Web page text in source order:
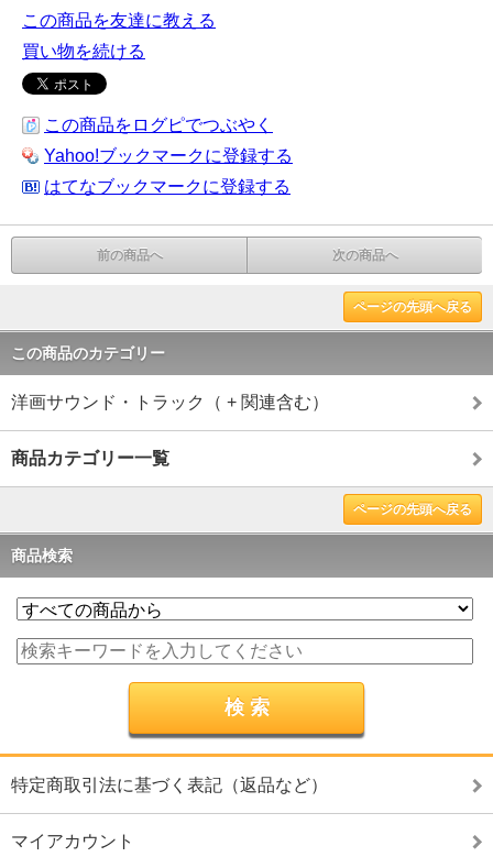
この商品を友達に教える
買い物を続ける
この商品をログピでつぶやく
Yahoo!ブックマークに登録する
はてなブックマークに登録する
前の商品へ 次の商品へ
ページの先頭へ戻る
この商品のカテゴリー
洋画サウンド・トラック（ + 関連含む）
商品カテゴリー一覧
ページの先頭へ戻る
商品検索
特定商取引法に基づく表記（返品など）
マイアカウント